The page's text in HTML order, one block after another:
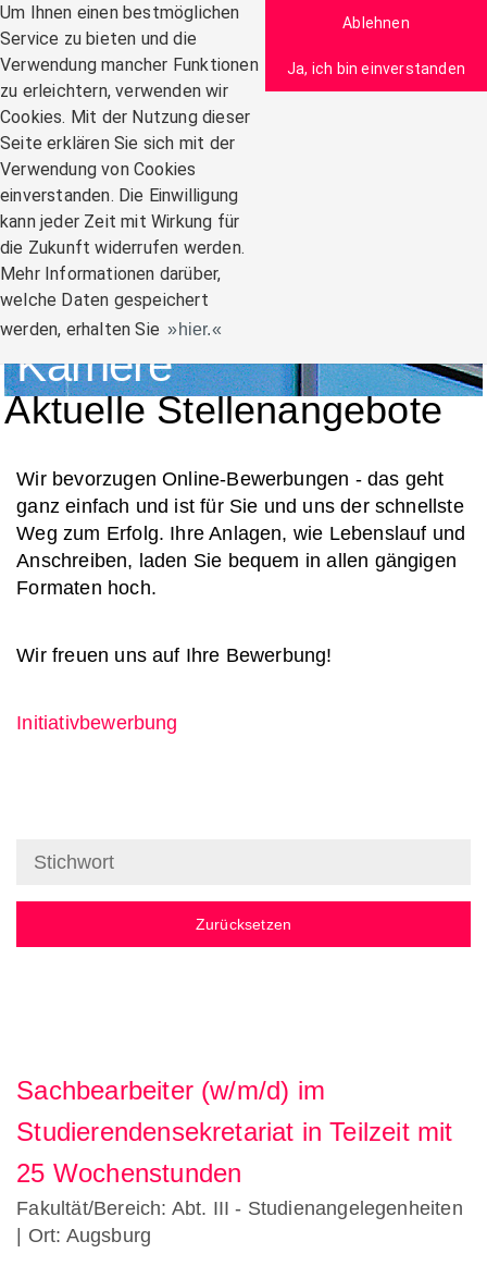
Um Ihnen einen bestmöglichen
Service zu bieten und die
Verwendung mancher Funktionen
zu erleichtern, verwenden wir
Cookies. Mit der Nutzung dieser
Seite erklären Sie sich mit der
Verwendung von Cookies
einverstanden. Die Einwilligung
kann jeder Zeit mit Wirkung für
die Zukunft widerrufen werden.
Mehr Informationen darüber,
welche Daten gespeichert
werden, erhalten Sie
hier.
Ablehnen
Ja, ich bin einverstanden
Zum Inhalt
Navigation:
Karriere
Aktuelle Stellenangebote
Wir bevorzugen Online-Bewerbungen - das geht
ganz einfach und ist für Sie und uns der schnellste
Weg zum Erfolg. Ihre Anlagen, wie Lebenslauf und
Anschreiben, laden Sie bequem in allen gängigen
Formaten hoch.
Wir freuen uns auf Ihre Bewerbung!
Initiativbewerbung
Zurücksetzen
Sachbearbeiter (w/m/d) im
Studierendensekretariat in Teilzeit mit
25 Wochenstunden
Fakultät/Bereich: Abt. III - Studienangelegenheiten
| Ort: Augsburg